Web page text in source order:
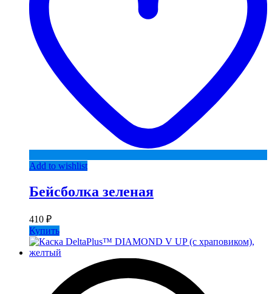
Add to wishlist
Бейсболка зеленая
410 ₽
Купить